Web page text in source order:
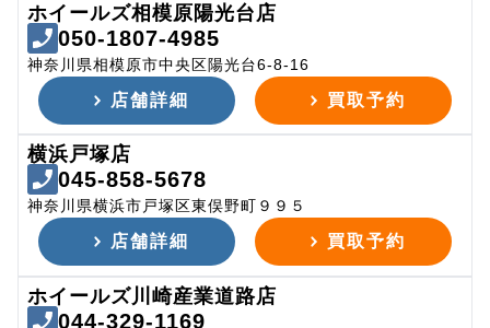
ホイールズ相模原陽光台店
050-1807-4985
神奈川県相模原市中央区陽光台6-8-16
店舗詳細 買取予約
横浜戸塚店
045-858-5678
神奈川県横浜市戸塚区東俣野町９９５
店舗詳細 買取予約
ホイールズ川崎産業道路店
044-329-1169